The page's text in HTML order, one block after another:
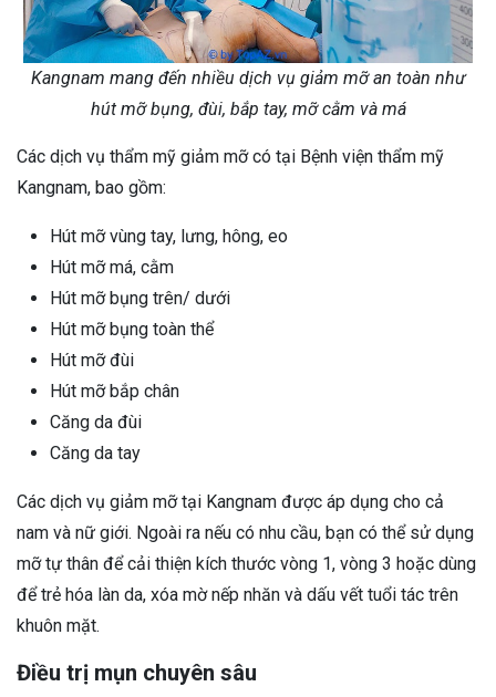
Kangnam mang đến nhiều dịch vụ giảm mỡ an toàn như
hút mỡ bụng, đùi, bắp tay, mỡ cằm và má
Các dịch vụ thẩm mỹ giảm mỡ có tại Bệnh viện thẩm mỹ
Kangnam, bao gồm:
Hút mỡ vùng tay, lưng, hông, eo
Hút mỡ má, cằm
Hút mỡ bụng trên/ dưới
Hút mỡ bụng toàn thể
Hút mỡ đùi
Hút mỡ bắp chân
Căng da đùi
Căng da tay
Các dịch vụ giảm mỡ tại Kangnam được áp dụng cho cả
nam và nữ giới. Ngoài ra nếu có nhu cầu, bạn có thể sử dụng
mỡ tự thân để cải thiện kích thước vòng 1, vòng 3 hoặc dùng
để trẻ hóa làn da, xóa mờ nếp nhăn và dấu vết tuổi tác trên
khuôn mặt.
Điều trị mụn chuyên sâu